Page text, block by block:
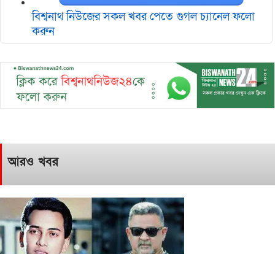
বিশ্বনাথ নিউজের সকল খবর পেতে গুগল চ‌্যানেল ফলো
করুন
আরও খবর